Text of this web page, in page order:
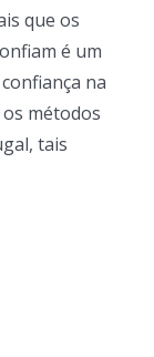
que os
é um
na
métodos
tais